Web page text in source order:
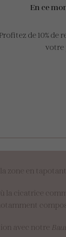
zone en tapotant
cicatrice
avec notre
En ce
Profitez de 10% de
votre